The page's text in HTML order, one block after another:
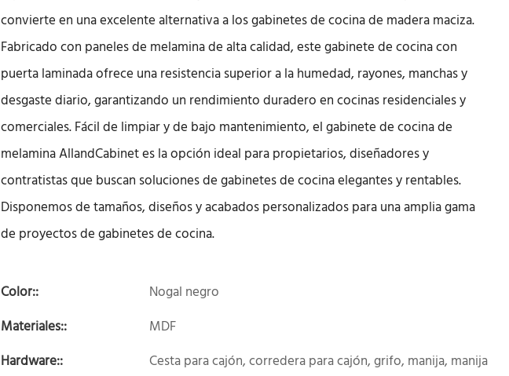
convierte en una excelente alternativa a los gabinetes de cocina de madera maciza.
Fabricado con paneles de melamina de alta calidad, este gabinete de cocina con
puerta laminada ofrece una resistencia superior a la humedad, rayones, manchas y
desgaste diario, garantizando un rendimiento duradero en cocinas residenciales y
comerciales. Fácil de limpiar y de bajo mantenimiento, el gabinete de cocina de
melamina AllandCabinet es la opción ideal para propietarios, diseñadores y
contratistas que buscan soluciones de gabinetes de cocina elegantes y rentables.
Disponemos de tamaños, diseños y acabados personalizados para una amplia gama
de proyectos de gabinetes de cocina.
Color::
Nogal negro
Materiales::
MDF
Hardware::
Cesta para cajón, corredera para cajón, grifo, manija, manija